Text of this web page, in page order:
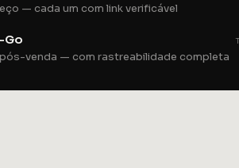
— cada um com link verificável
Go
venda — com rastreabilidade completa